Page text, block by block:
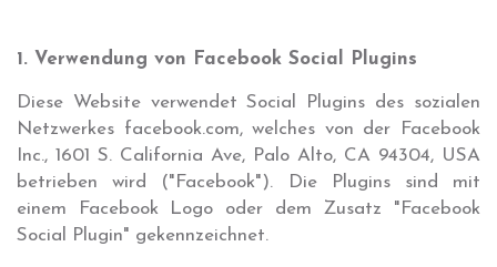
1. Verwendung von Facebook Social Plugins
Diese Website verwendet Social Plugins des sozialen
Netzwerkes facebook.com, welches von der Facebook
Inc., 1601 S. California Ave, Palo Alto, CA 94304, USA
betrieben wird ("Facebook"). Die Plugins sind mit
einem Facebook Logo oder dem Zusatz "Facebook
Social Plugin" gekennzeichnet.